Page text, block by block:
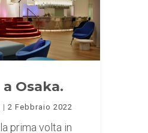
Osaka.
2 Febbraio 2022
prima volta in